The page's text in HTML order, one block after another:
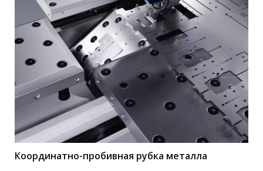
Координатно-пробивная рубка металла